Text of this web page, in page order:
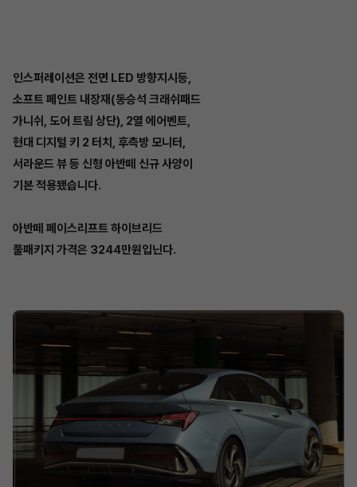
인스퍼레이션은 전면 LED 방향지시등,
소프트 페인트 내장재(동승석 크래쉬패드
가니쉬, 도어 트림 상단), 2열 에어벤트,
현대 디지털 키 2 터치, 후측방 모니터,
서라운드 뷰 등 신형 아반떼 신규 사양이
기본 적용됐습니다.
아반떼 페이스리프트 하이브리드
풀패키지 가격은 3244만원입닌다.